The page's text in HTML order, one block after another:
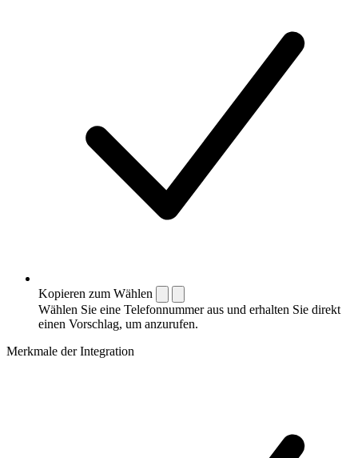
Kopieren zum Wählen
Wählen Sie eine Telefonnummer aus und erhalten Sie direkt
einen Vorschlag, um anzurufen.
Merkmale der Integration